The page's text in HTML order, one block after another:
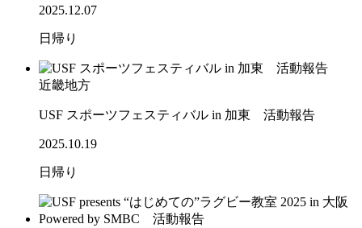
2025.12.07
日帰り
近畿地方
USF スポーツフェスティバル in 加東 活動報告
2025.10.19
日帰り